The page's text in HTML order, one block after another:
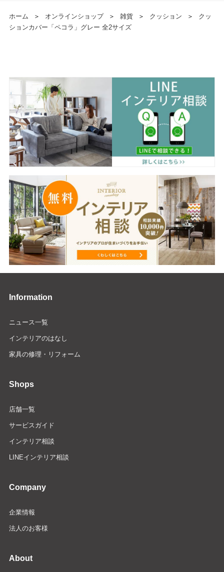
ホーム ＞ オンラインショップ ＞ 雑貨 ＞ クッション ＞
クッ
ションカバー「ペコラ」グレー 全2サイズ
Information
ニュース一覧
インテリアのはなし
家具の修理・リフォーム
Shops
店舗一覧
サービスガイド
インテリア相談
LINEインテリア相談
Company
企業情報
法人のお客様
About